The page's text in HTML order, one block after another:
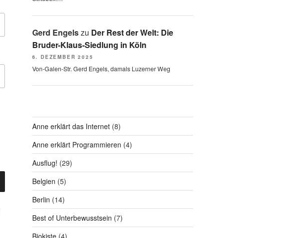
Gerd Engelszu Der Rest der Welt: Die
Bruder-Klaus-Siedlung in Köln
6. DEZEMBER 2025
Von-Galen-Str. Gerd Engels, damals Luzerner Weg
Anne erklärt das Internet(8)
Anne erklärt Programmieren (4)
Ausflug! (29)
Belgien (5)
Berlin (14)
Best of Unterbewusstsein (7)